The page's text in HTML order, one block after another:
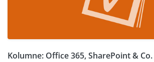
Kolumne: Office 365, SharePoint & Co.